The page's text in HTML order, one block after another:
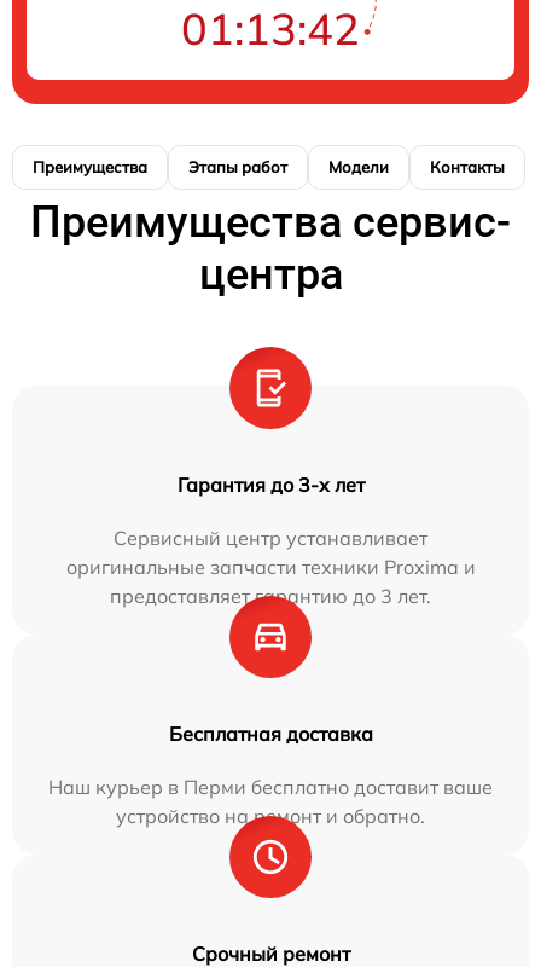
01:13:41
Преимущества Этапы работ Модели Контакты
Преимущества сервис-
центра
Гарантия до 3-х лет
Сервисный центр устанавливает
оригинальные запчасти техники Proxima и
предоставляет гарантию до 3 лет.
Бесплатная доставка
Наш курьер в Перми бесплатно доставит ваше
устройство на ремонт и обратно.
Срочный ремонт